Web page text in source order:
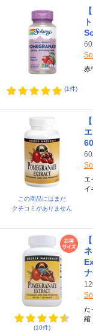
のエストロゲンに似
が原因である生理作
ビタミンやミネラル
健康や美容をサポー
●ザクロ（柘榴/ポメ
ザクロは適切に摂取
高濃度のタンニンを含
どの有害事象を引き
さん摂取するのは控
≪ザクロ（柘榴/ポメ
●1日の摂取量の目安
ザクロの1日の摂取量
プリメントで摂るな
※1粒あたりの含有量
す。
●摂取方法や注意点
通常の方が摂取する
ません。しかし、慢
合は禁忌となっていま
執筆：臨床栄養協会
(1件)
60
赤
この商品にはまだ
クチコミがありません
エ
イ
(10件)
た
縮